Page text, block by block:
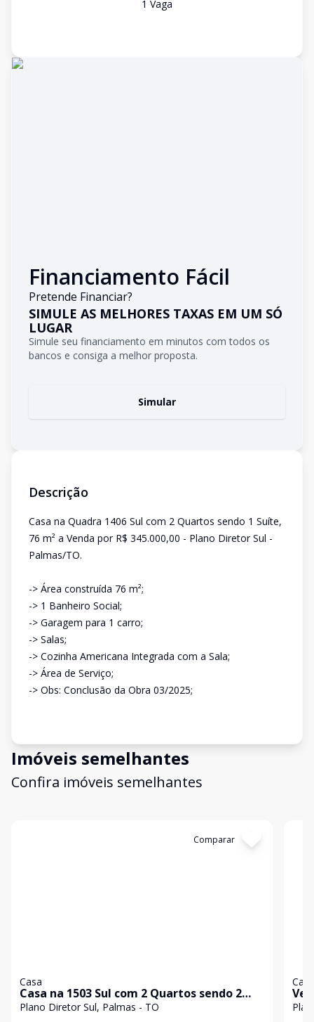
1 Vaga
Financiamento Fácil
Pretende Financiar?
SIMULE AS MELHORES TAXAS EM UM SÓ
LUGAR
Simule seu financiamento em minutos com todos os
bancos e consiga a melhor proposta.
Simular
Descrição
Casa na Quadra 1406 Sul com 2 Quartos sendo 1 Suíte,
76 m² a Venda por R$ 345.000,00 - Plano Diretor Sul -
Palmas/TO.
-> Área construída 76 m²;
-> 1 Banheiro Social;
-> Garagem para 1 carro;
-> Salas;
-> Cozinha Americana Integrada com a Sala;
-> Área de Serviço;
-> Obs: Conclusão da Obra 03/2025;
Imóveis semelhantes
Confira imóveis semelhantes
Comparar
Casa
Casa na 1503 Sul com 2 Quartos sendo 2
suites
Plano Diretor Sul, Palmas - TO
Casa
1